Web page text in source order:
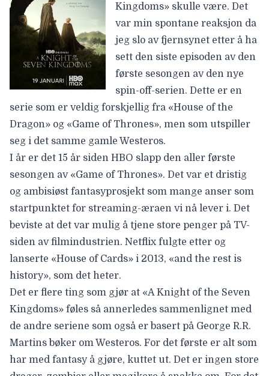
Kingdoms» skulle være. Det
var min spontane reaksjon da
jeg slo av fjernsynet etter å ha
sett den siste episoden av den
første sesongen av den nye
spin-off-serien. Dette er en
serie som er veldig forskjellig fra «House of the
Dragon» og «Game of Thrones», men som utspiller
seg i det samme gamle Westeros.
I år er det 15 år siden HBO slapp den aller første
sesongen av «Game of Thrones». Det var et dristig
og ambisiøst fantasyprosjekt som mange anser som
startpunktet for streaming-æraen vi nå lever i. Det
beviste at det var mulig å tjene store penger på TV-
siden av filmindustrien. Netflix fulgte etter og
lanserte «House of Cards» i 2013, «and the rest is
history», som det heter.
Det er flere ting som gjør at «A Knight of the Seven
Kingdoms» føles så annerledes sammenlignet med
de andre seriene som også er basert på George R.R.
Martins bøker om Westeros. For det første er alt som
har med fantasy å gjøre, kuttet ut. Det er ingen store